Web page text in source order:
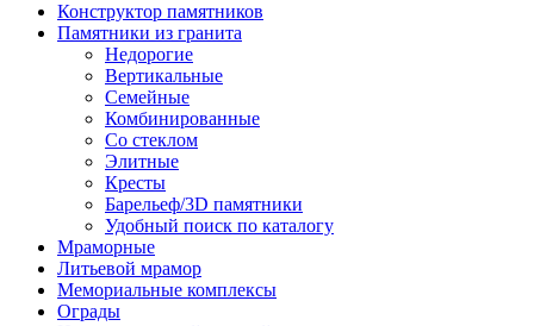
Конструктор памятников
Памятники из гранита
Недорогие
Вертикальные
Семейные
Комбинированные
Со стеклом
Элитные
Кресты
Барельеф/3D памятники
Удобный поиск по каталогу
Мраморные
Литьевой мрамор
Мемориальные комплексы
Ограды